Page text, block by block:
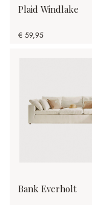
Plaid Windlake
€ 59,95
Bank Everholt